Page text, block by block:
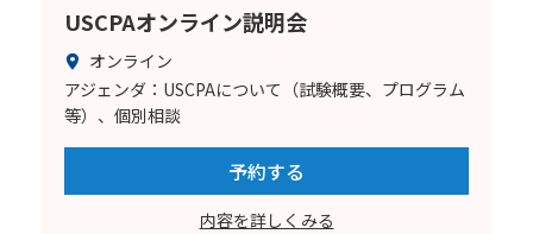
USCPAオンライン説明会
オンライン
アジェンダ：USCPAについて（試験概要、プログラム
等）、個別相談
予約する
内容を詳しくみる